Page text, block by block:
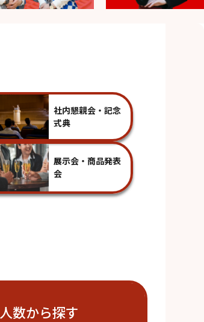
社内懇親会・記念
式典
展示会・商品発表
会
人数から探す